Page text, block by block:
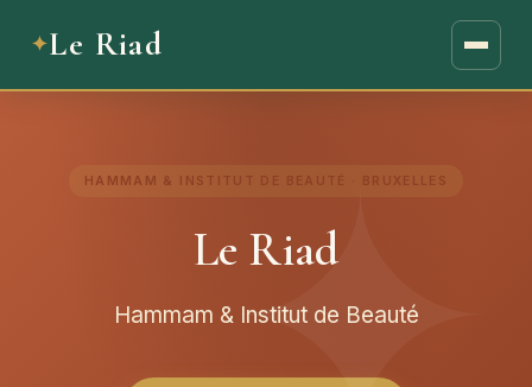
Le Riad
HAMMAM & INSTITUT DE BEAUTÉ · BRUXELLES
Le Riad
Hammam & Institut de Beauté